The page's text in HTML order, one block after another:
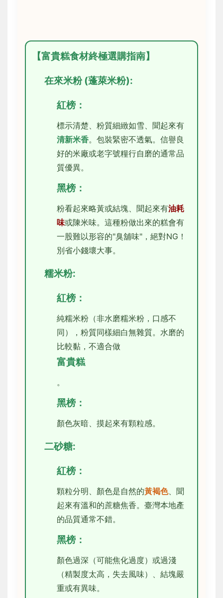
【富貴糕食材終極選購指南】
在來米粉 (蓬萊米粉):
紅榜：
標示清楚、粉質細緻如雪、聞起來有
清新米香。包裝緊密不透氣。信譽良
好的米廠或老字號糧行自磨的通常品
質優異。
黑榜：
粉看起來略黃或結塊、聞起來有油耗
味或陳米味。這種粉做出來的糕會有
一股難以形容的"臭舖味"，絕對NG！
別省小錢壞大事。
糯米粉:
紅榜：
純糯米粉（非水磨糯米粉，口感不
同），粉質同樣細白無雜質。水磨的
比較黏，不適合做
富貴糕
。
黑榜：
顏色灰暗、摸起來有顆粒感。
二砂糖:
紅榜：
顆粒分明、顏色是自然的黃褐色、聞
起來有溫和的蔗糖焦香。臺灣本地產
的品質通常不錯。
黑榜：
顏色過深（可能焦化過度）或過淺
（精製度太高，失去風味）、結塊嚴
重或有異味。